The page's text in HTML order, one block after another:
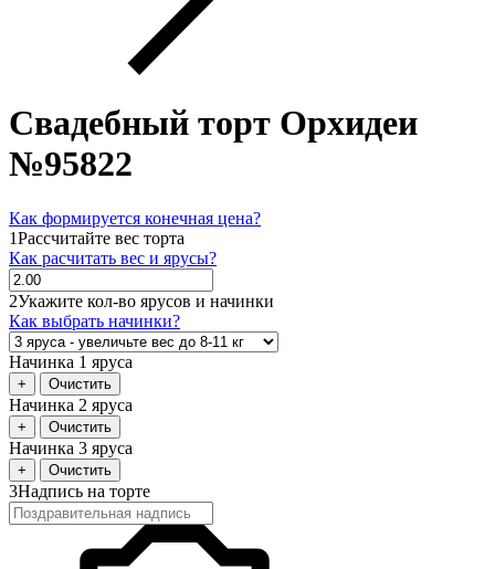
Свадебный торт Орхидеи
№95822
Как формируется конечная цена?
1Рассчитайте вес торта
Как расчитать вес и ярусы?
2Укажите кол-во ярусов и начинки
Как выбрать начинки?
Начинка 1 яруса
+ Очистить
Начинка 2 яруса
+ Очистить
Начинка 3 яруса
+ Очистить
3Надпись на торте